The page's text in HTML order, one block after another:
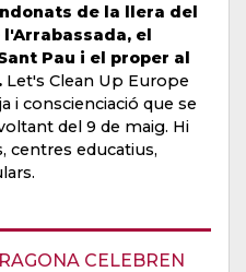
CELEBREN
de la llera del
el
Pau i el proper al
Let's Clean Up Europe
i conscienciació que se
del 9 de maig. Hi
centres educatius,